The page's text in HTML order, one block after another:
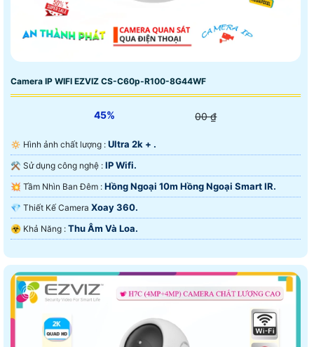
Camera IP WIFI EZVIZ CS-C60p-R100-8G44WF
45% 00 ₫
🔅 Hình ảnh chất lượng : Ultra 2k + .
⚒ Sử dụng công nghệ : IP Wifi.
💥 Tầm Nhìn Ban Đêm : Hồng Ngoại 10m Hồng Ngoại Smart IR.
💎 Thiết Kế Camera Xoay 360.
️☣️ Khả Năng : Thu Âm Và Loa.